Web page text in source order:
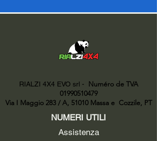
RIALZI 4X4 EVO srl -
Numéro de TVA
01990510479
Via I Maggio 283 / A, 51010 Massa e Cozzile, PT
NUMERI UTILI
Assistenza